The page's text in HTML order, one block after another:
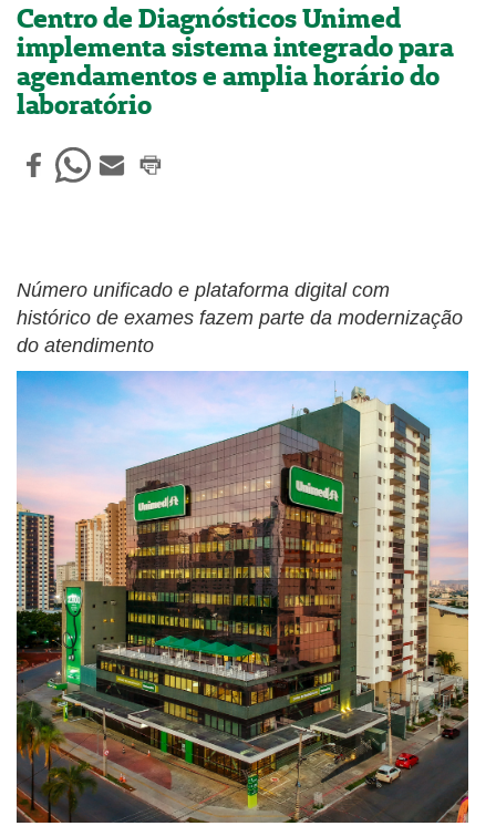
Imprensa
Institucional
ANS
Centro de Diagnósticos Unimed
implementa sistema integrado para
agendamentos e amplia horário do
laboratório
Número unificado e plataforma digital com
histórico de exames fazem parte da modernização
do atendimento